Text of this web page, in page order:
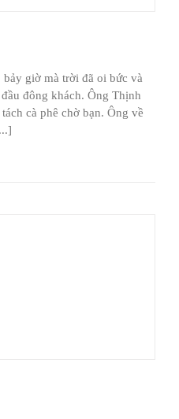
giờ mà trời đã oi bức và
đầu đông khách. Ông Thịnh
cà phê chờ bạn. Ông về